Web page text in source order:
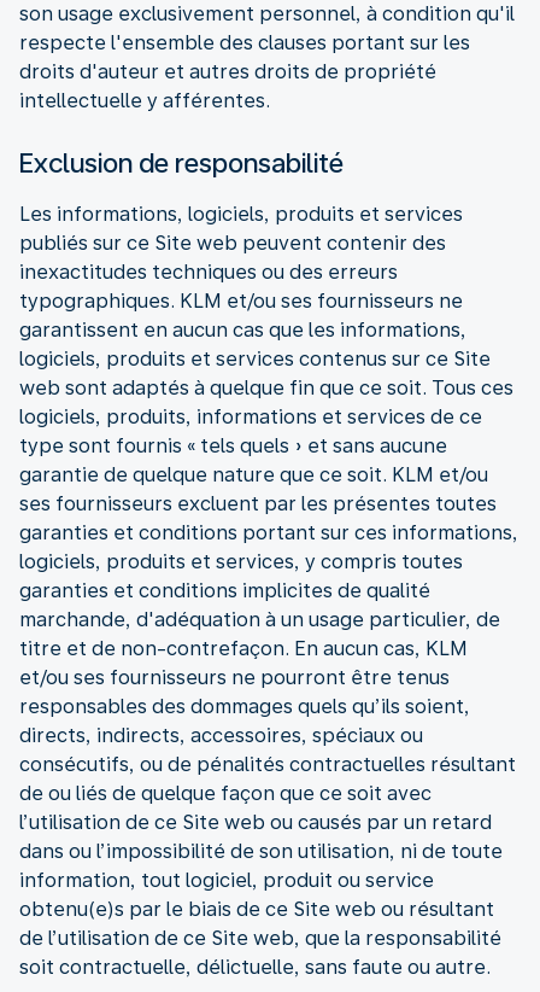
son usage exclusivement personnel, à condition qu'il
respecte l'ensemble des clauses portant sur les
droits d'auteur et autres droits de propriété
intellectuelle y afférentes.
Exclusion de responsabilité
Les informations, logiciels, produits et services
publiés sur ce Site web peuvent contenir des
inexactitudes techniques ou des erreurs
typographiques. KLM et/ou ses fournisseurs ne
garantissent en aucun cas que les informations,
logiciels, produits et services contenus sur ce Site
web sont adaptés à quelque fin que ce soit. Tous ces
logiciels, produits, informations et services de ce
type sont fournis « tels quels » et sans aucune
garantie de quelque nature que ce soit. KLM et/ou
ses fournisseurs excluent par les présentes toutes
garanties et conditions portant sur ces informations,
logiciels, produits et services, y compris toutes
garanties et conditions implicites de qualité
marchande, d'adéquation à un usage particulier, de
titre et de non-contrefaçon. En aucun cas, KLM
et/ou ses fournisseurs ne pourront être tenus
responsables des dommages quels qu’ils soient,
directs, indirects, accessoires, spéciaux ou
consécutifs, ou de pénalités contractuelles résultant
de ou liés de quelque façon que ce soit avec
l’utilisation de ce Site web ou causés par un retard
dans ou l’impossibilité de son utilisation, ni de toute
information, tout logiciel, produit ou service
obtenu(e)s par le biais de ce Site web ou résultant
de l’utilisation de ce Site web, que la responsabilité
soit contractuelle, délictuelle, sans faute ou autre.